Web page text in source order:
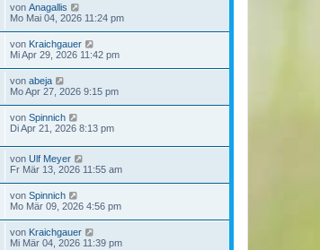
von Anagallis
Mo Mai 04, 2026 11:24 pm
von Kraichgauer
Mi Apr 29, 2026 11:42 pm
von abeja
Mo Apr 27, 2026 9:15 pm
von Spinnich
Di Apr 21, 2026 8:13 pm
von Ulf Meyer
Fr Mär 13, 2026 11:55 am
von Spinnich
Mo Mär 09, 2026 4:56 pm
von Kraichgauer
Mi Mär 04, 2026 11:39 pm